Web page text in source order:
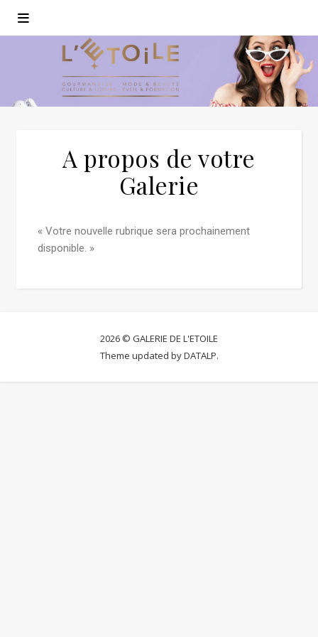
A propos de votre
Galerie
« Votre nouvelle rubrique sera prochainement
disponible. »
2026 © GALERIE DE L'ETOILE
Theme updated byDATALP.